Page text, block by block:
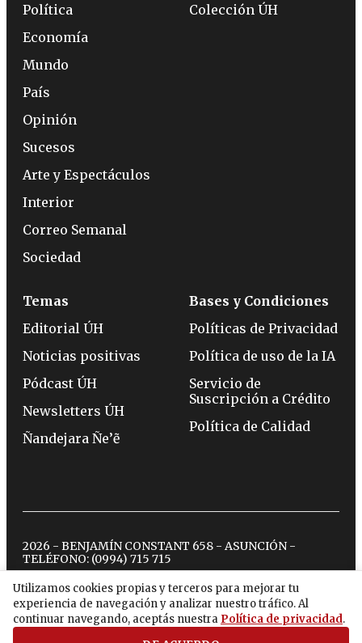
Utilizamos cookies propias y terceros para mejorar tu
experiencia de navegación y analizar nuestro tráfico. Al
continuar navegando, aceptás nuestra Política de privacidad.
Política
Economía
Mundo
País
Opinión
Sucesos
Arte y Espectáculos
Interior
Correo Semanal
Sociedad
Colección ÚH
Temas
Editorial ÚH
Noticias positivas
Pódcast ÚH
Newsletters ÚH
Ñandejara Ñe’ẽ
Bases y Condiciones
Políticas de Privacidad
Política de uso de la IA
Servicio de
Suscripción a Crédito
Política de Calidad
2026 - BENJAMÍN CONSTANT 658 - ASUNCIÓN -
TELÉFONO: (0994) 715 715
twitterinstagram
facebook
tiktokyoutubespotify